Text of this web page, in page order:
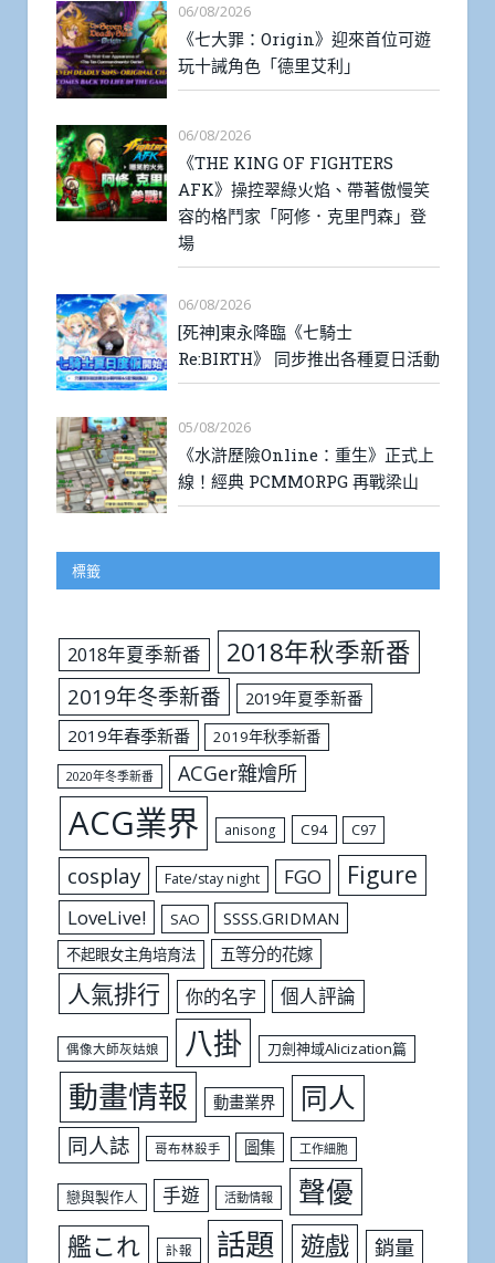
06/08/2026
《七大罪：Origin》迎來首位可遊
玩十誡角色「德里艾利」
06/08/2026
《THE KING OF FIGHTERS
AFK》操控翠綠火焰、帶著傲慢笑
容的格鬥家「阿修．克里門森」登
場
06/08/2026
[死神]東永降臨《七騎士
Re:BIRTH》 同步推出各種夏日活動
05/08/2026
《水滸歷險Online：重生》正式上
線！經典 PCMMORPG 再戰梁山
標籤
2018年夏季新番 2018年秋季新番
2019年冬季新番
2019年夏季新番
2019年春季新番
2019年秋季新番
2020年冬季新番 ACGer雜燴所
ACG業界 anisong C94 C97
cosplay Fate/stay night FGO Figure
LoveLive! SAO SSSS.GRIDMAN
不起眼女主角培育法 五等分的花嫁
人氣排行 你的名字 個人評論
偶像大師灰姑娘 八掛 刀劍神域Alicization篇
動畫情報 動畫業界 同人
同人誌 哥布林殺手 圖集 工作細胞
戀與製作人 手遊 活動情報 聲優
艦これ 訃報 話題 遊戲 銷量